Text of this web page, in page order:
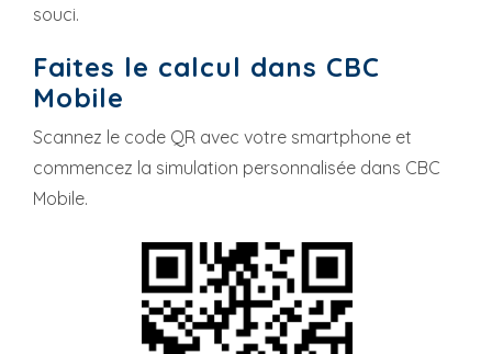
souci.
Faites le calcul dans CBC
Mobile
Scannez le code QR avec votre smartphone et
commencez la simulation personnalisée dans CBC
Mobile.